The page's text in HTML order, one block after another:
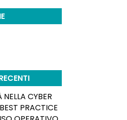
NELLA CYBER
PRACTICE